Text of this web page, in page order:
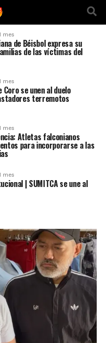
mes
de Béisbol expresa su
de las víctimas del
mes
se unen al duelo
terremotos
mes
Atletas falconianos
para incorporarse a las
mes
| SUMITCA se une al